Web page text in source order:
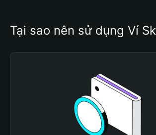
Tại sao nên sử dụng Ví